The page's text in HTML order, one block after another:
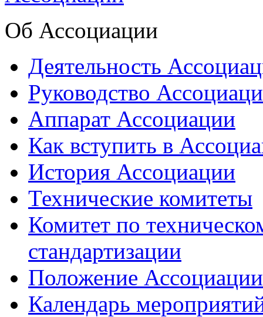
Об Ассоциации
Деятельность
Руководство
Аппарат Ассоциации
Как вступить в
История Ассоциации
Технические комитеты
Комитет по
стандартизации
Положение
Календарь